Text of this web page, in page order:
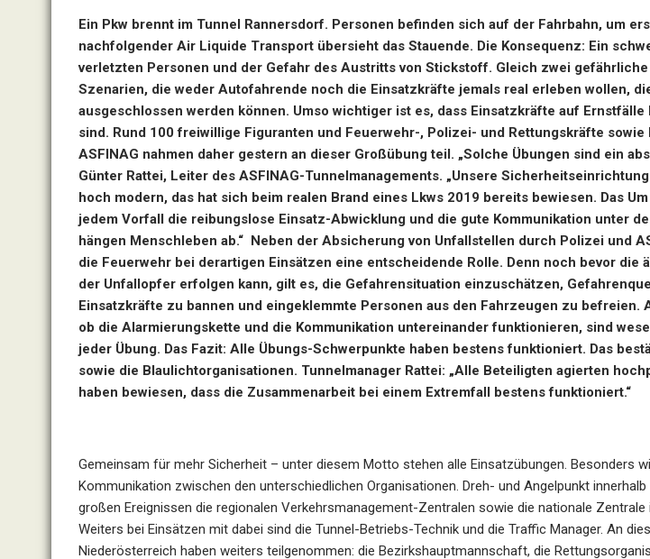
Ein Pkw brennt im Tunnel Rannersdorf. Personen befinden sich auf der Fahrbahn, um
nachfolgender Air Liquide Transport übersieht das Stauende. Die Konsequenz: Ein
verletzten Personen und der Gefahr des Austritts von Stickstoff. Gleich zwei
Szenarien, die weder Autofahrende noch die Einsatzkräfte jemals real erleben wollen,
ausgeschlossen werden können. Umso wichtiger ist es, dass Einsatzkräfte auf
sind. Rund 100 freiwillige Figuranten und Feuerwehr-, Polizei- und Rettungskräfte
ASFINAG nahmen daher gestern an dieser Großübung teil. „Solche Übungen sind ein
Günter Rattei, Leiter des ASFINAG-Tunnelmanagements. „Unsere
hoch modern, das hat sich beim realen Brand eines Lkws 2019 bereits bewiesen. Das
jedem Vorfall die reibungslose Einsatz-Abwicklung und die gute Kommunikation unter
hängen Menschleben ab.“ Neben der Absicherung von Unfallstellen durch Polizei und
die Feuerwehr bei derartigen Einsätzen eine entscheidende Rolle. Denn noch bevor die
der Unfallopfer erfolgen kann, gilt es, die Gefahrensituation einzuschätzen,
Einsatzkräfte zu bannen und eingeklemmte Personen aus den Fahrzeugen zu befreien.
ob die Alarmierungskette und die Kommunikation untereinander funktionieren, sind
jeder Übung. Das Fazit: Alle Übungs-Schwerpunkte haben bestens funktioniert. Das
sowie die Blaulichtorganisationen. Tunnelmanager Rattei: „Alle Beteiligten agierten
haben bewiesen, dass die Zusammenarbeit bei einem Extremfall bestens funktioniert.“
Gemeinsam für mehr Sicherheit – unter diesem Motto stehen alle Einsatzübungen. Besonders
Kommunikation zwischen den unterschiedlichen Organisationen. Dreh- und Angelpunkt innerhalb
großen Ereignissen die regionalen Verkehrsmanagement-Zentralen sowie die nationale
Weiters bei Einsätzen mit dabei sind die Tunnel-Betriebs-Technik und die Traffic Manager. An
Niederösterreich haben weiters teilgenommen: die Bezirkshauptmannschaft, die